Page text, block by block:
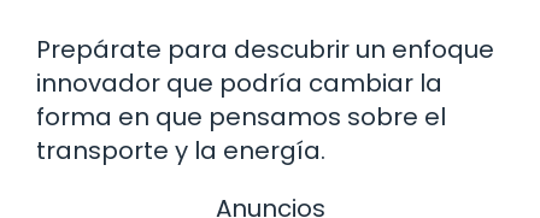
Prepárate para descubrir un enfoque
innovador que podría cambiar la
forma en que pensamos sobre el
transporte y la energía.
Anuncios